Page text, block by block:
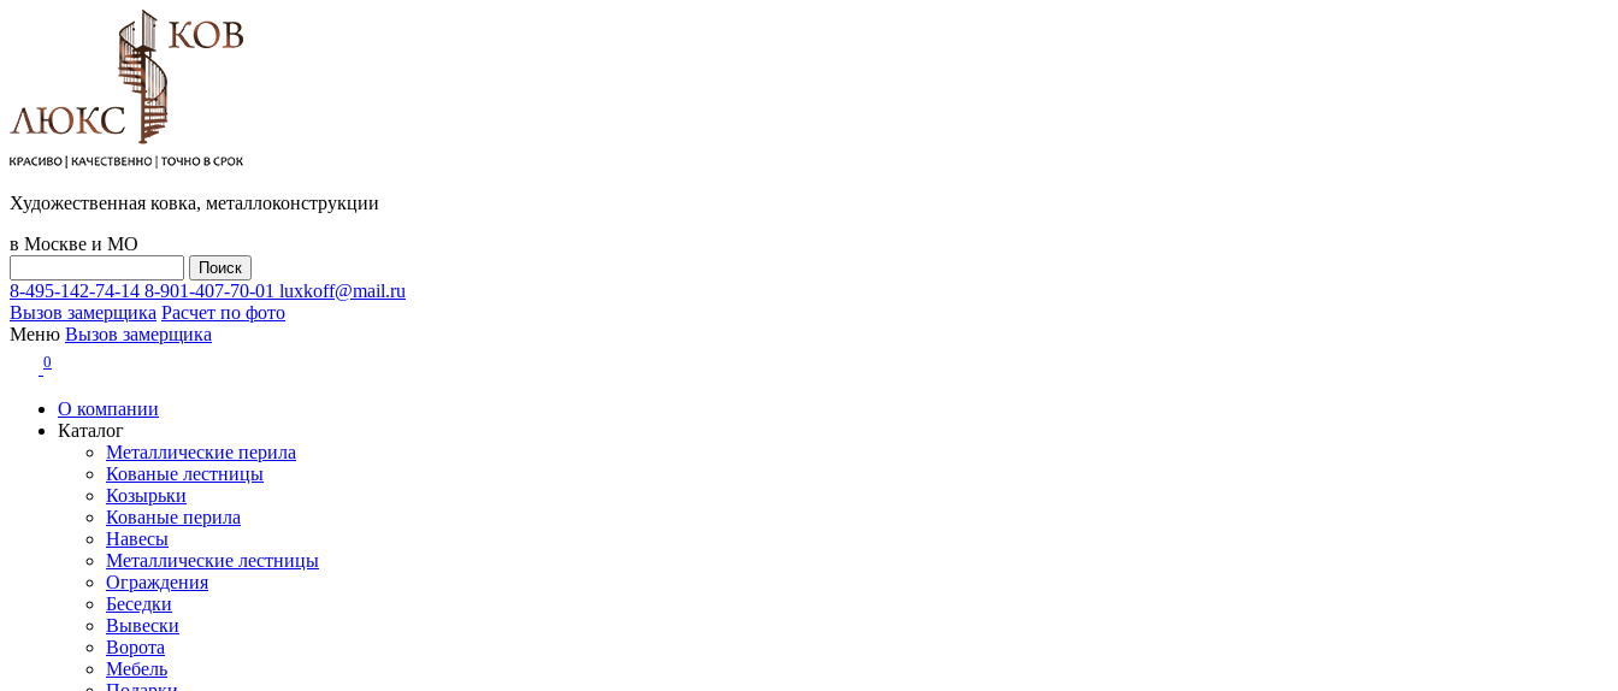
Художественная ковка, металлоконструкции
в Москве и МО
8-495-142-74-14 8-901-407-70-01 luxkoff@mail.ru
Вызов замерщика Расчет по фото
Меню Вызов замерщика
0
О компании
Каталог
Металлические перила
Кованые лестницы
Козырьки
Кованые перила
Навесы
Металлические лестницы
Ограждения
Беседки
Вывески
Ворота
Мебель